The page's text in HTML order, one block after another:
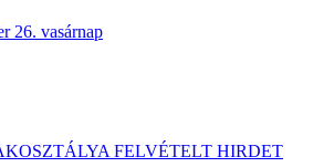
26. vasárnap
FELVÉTELT HIRDET